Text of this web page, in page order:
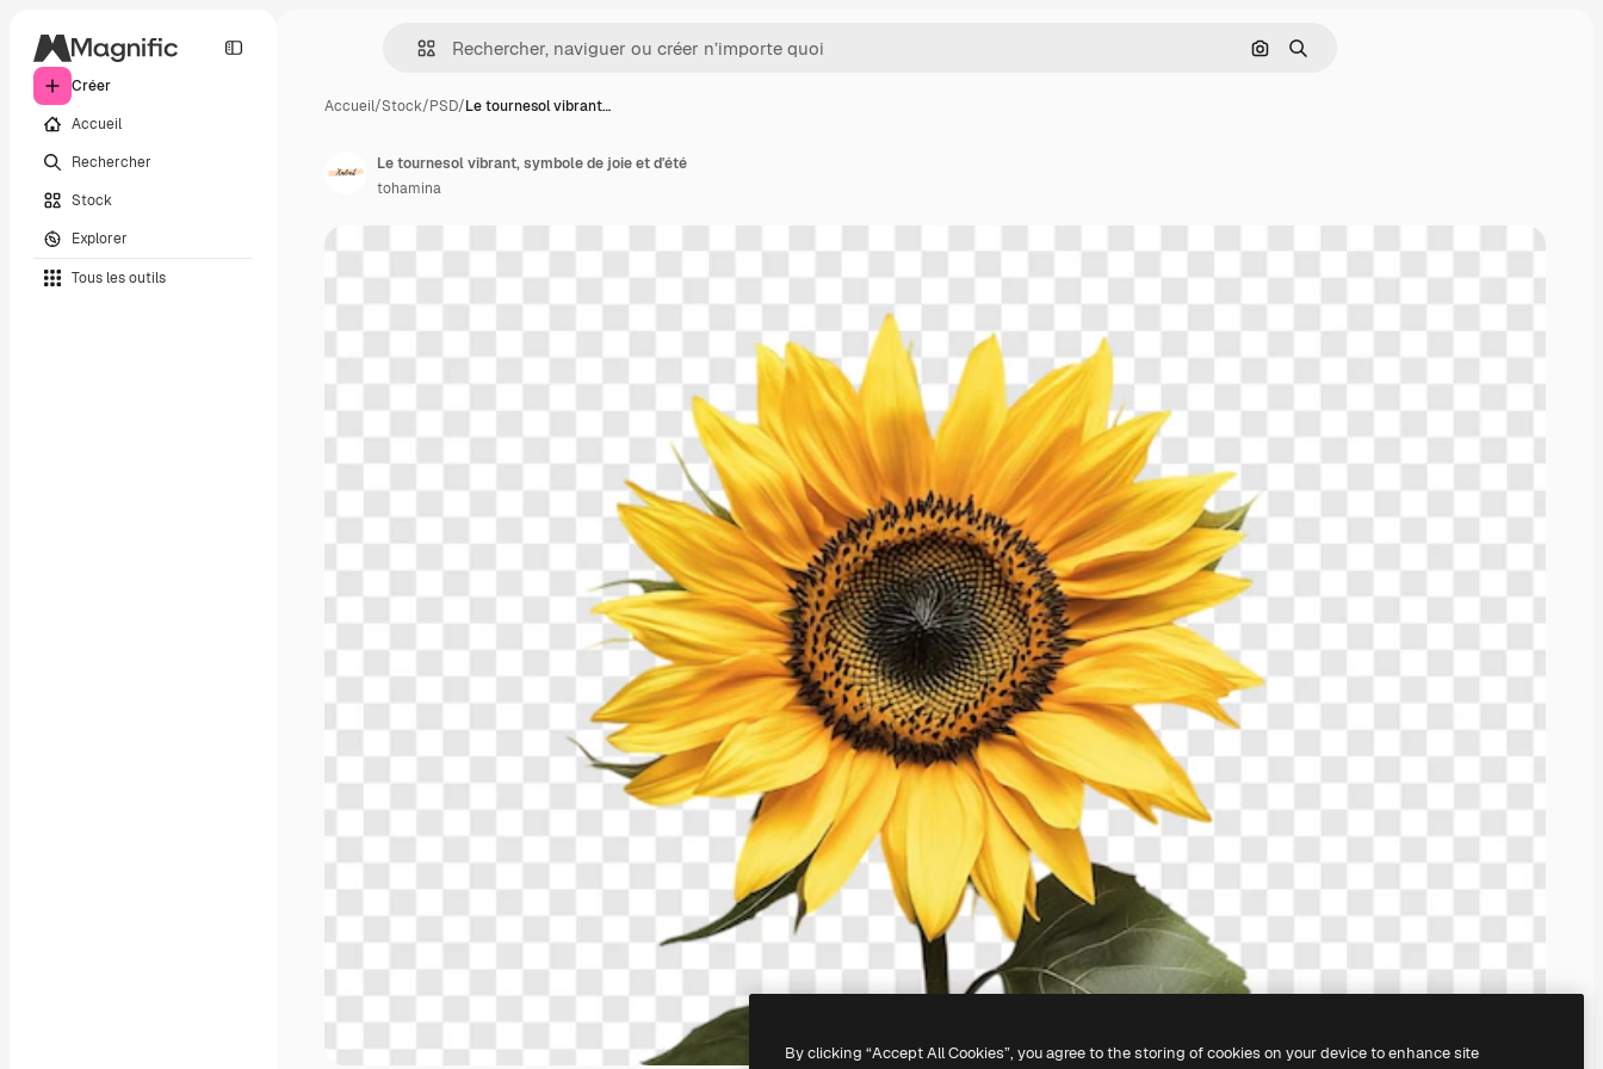
Créer
Accueil
Rechercher
Stock
Explorer
Tous les outils
Rechercher par image
Rechercher
Accueil/Stock/PSD/Le tournesol vibrant…
Le tournesol vibrant, symbole de joie et d'été
tohamina
By clicking “Accept All Cookies”, you agree to the storing of cookies on your device to enhance site